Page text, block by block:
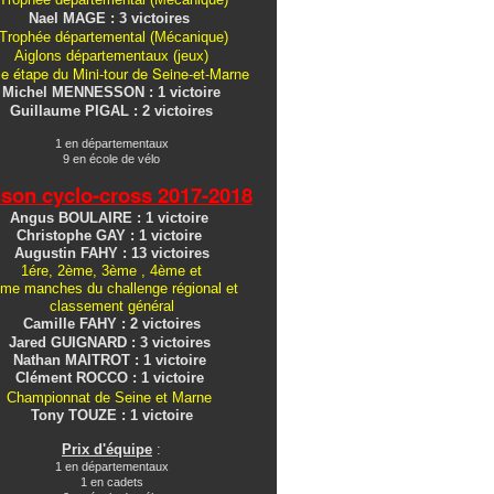
Nael MAGE : 3 victoires
Trophée départemental (Mécanique)
Aiglons départementaux (jeux)
étape du Mini-tour de Seine-et-Marne
Michel MENNESSON : 1 victoire
Guillaume PIGAL : 2 victoires
1 en départementaux
9 en école de vélo
cyclo-cross2017-2018
Angus BOULAIRE : 1 victoire
Christophe GAY : 1 victoire
Augustin FAHY : 13 victoires
1ére, 2ème, 3ème , 4ème et
manches du challenge régional et
classement général
Camille FAHY : 2 victoires
Jared GUIGNARD : 3 victoires
Nathan MAITROT : 1 victoire
Clément ROCCO : 1 victoire
Championnat de Seine et Marne
Tony TOUZE : 1 victoire
Prix d'équipe :
1 en départementaux
1 en cadets